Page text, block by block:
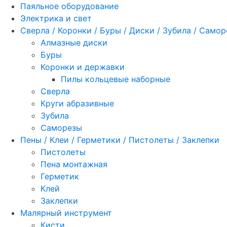
Паяльное оборудование
Электрика и свет
Сверла / Коронки / Буры / Диски / Зубила /
Алмазные диски
Буры
Коронки и державки
Пилы кольцевые наборные
Сверла
Круги абразивные
Зубила
Саморезы
Пены / Клеи / Герметики / Пистолеты / Заклепки
Пистолеты
Пена монтажная
Герметик
Клей
Заклепки
Малярный инструмент
Кисти